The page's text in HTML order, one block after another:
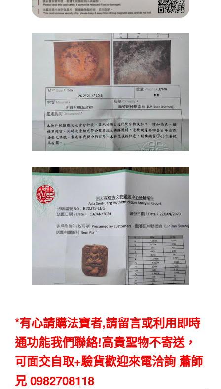
*有心請購法寶者,請留言或利用即時
通功能我們聯絡!高貴聖物不寄送，
可面交自取+驗貨歡迎來電洽詢 蕭師
兄 0982708118